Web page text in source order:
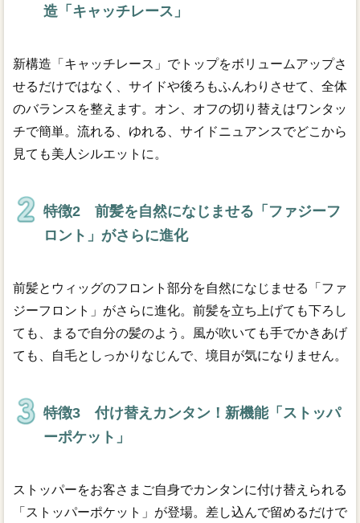
造「キャッチレース」
新構造「キャッチレース」でトップをボリュームアップさ
せるだけではなく、サイドや後ろもふんわりさせて、全体
のバランスを整えます。オン、オフの切り替えはワンタッ
チで簡単。流れる、ゆれる、サイドニュアンスでどこから
見ても美人シルエットに。
特徴2 前髪を自然になじませる「ファジーフ
ロント」がさらに進化
前髪とウィッグのフロント部分を自然になじませる「ファ
ジーフロント」がさらに進化。前髪を立ち上げても下ろし
ても、まるで自分の髪のよう。風が吹いても手でかきあげ
ても、自毛としっかりなじんで、境目が気になりません。
特徴3 付け替えカンタン！新機能「ストッパ
ーポケット」
ストッパーをお客さまご自身でカンタンに付け替えられる
「ストッパーポケット」が登場。差し込んで留めるだけで